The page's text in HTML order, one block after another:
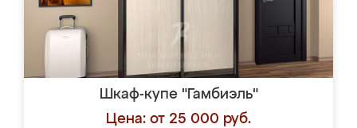
Шкаф-купе "Гамбиэль"
Цена: от 25 000 руб.